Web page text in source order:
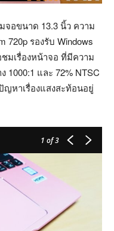
จอขนาด 13.3 นิ้ว ความ
720p รองรับ Windows
มเรื่องหน้าจอ ที่มีความ
และ 72% NTSC
หาเรื่องแสงสะท้อนอยู่
1 of 3